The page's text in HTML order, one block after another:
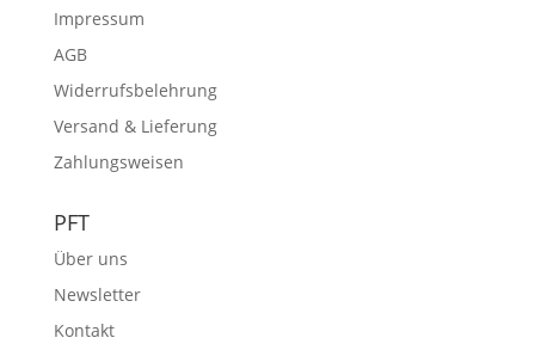
Impressum
AGB
Widerrufsbelehrung
Versand & Lieferung
Zahlungsweisen
PFT
Über uns
Newsletter
Kontakt